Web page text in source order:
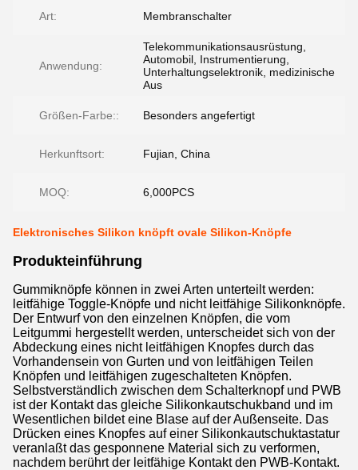
Art: Membranschalter
Anwendung:
Telekommunikationsausrüstung,
Automobil, Instrumentierung,
Unterhaltungselektronik, medizinische
Aus
Größen-Farbe:: Besonders angefertigt
Herkunftsort: Fujian, China
MOQ: 6,000PCS
Elektronisches Silikon knöpft ovale Silikon-Knöpfe
Produkteinführung
Gummiknöpfe können in zwei Arten unterteilt werden:
leitfähige Toggle-Knöpfe und nicht leitfähige Silikonknöpfe.
Der Entwurf von den einzelnen Knöpfen, die vom
Leitgummi hergestellt werden, unterscheidet sich von der
Abdeckung eines nicht leitfähigen Knopfes durch das
Vorhandensein von Gurten und von leitfähigen Teilen
Knöpfen und leitfähigen zugeschalteten Knöpfen.
Selbstverständlich zwischen dem Schalterknopf und PWB
ist der Kontakt das gleiche Silikonkautschukband und im
Wesentlichen bildet eine Blase auf der Außenseite. Das
Drücken eines Knopfes auf einer Silikonkautschuktastatur
veranlaßt das gesponnene Material sich zu verformen,
nachdem berührt der leitfähige Kontakt den PWB-Kontakt.